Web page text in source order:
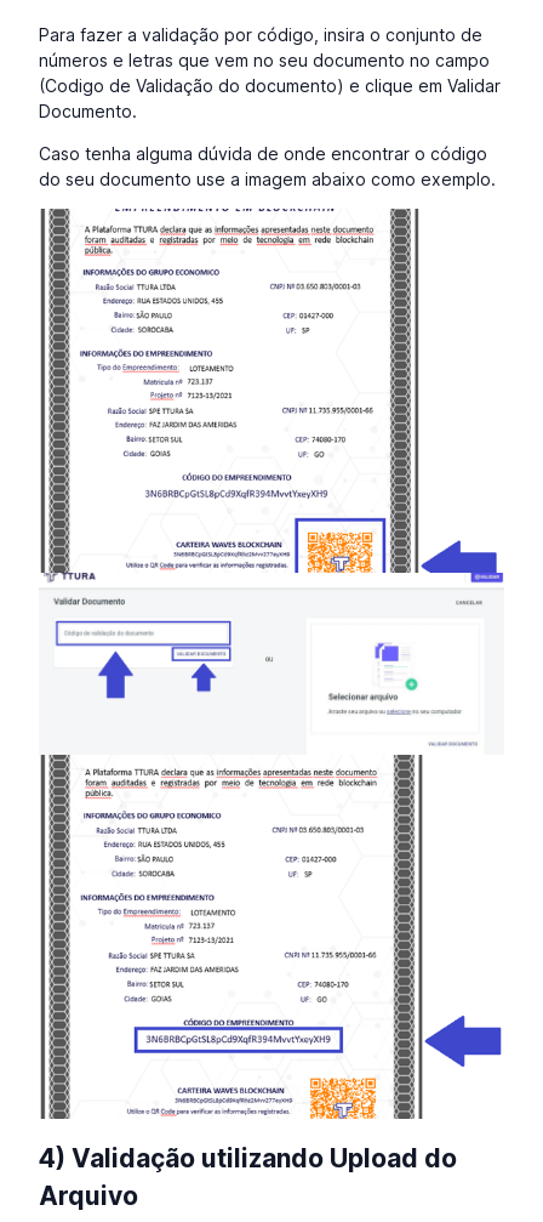
Para fazer a validação por código, insira o conjunto de
números e letras que vem no seu documento no campo
(Codigo de Validação do documento) e clique em Validar
Documento.
Caso tenha alguma dúvida de onde encontrar o código
do seu documento use a imagem abaixo como exemplo.
4) Validação utilizando Upload do
Arquivo